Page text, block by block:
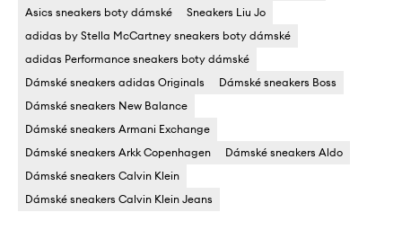
Asics sneakers boty dámské
Sneakers Liu Jo
adidas by Stella McCartney sneakers boty dámské
adidas Performance sneakers boty dámské
Dámské sneakers adidas Originals
Dámské sneakers Boss
Dámské sneakers New Balance
Dámské sneakers Armani Exchange
Dámské sneakers Arkk Copenhagen
Dámské sneakers Aldo
Dámské sneakers Calvin Klein
Dámské sneakers Calvin Klein Jeans